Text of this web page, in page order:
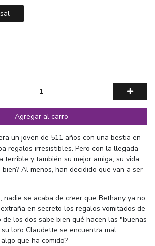
Agregar al carro
un joven de 511 años con una bestia en
regalos irresistibles. Pero con la llegada
terrible y también su mejor amiga, su vida
bien? Al menos, han decidido que van a ser
nadie se acaba de creer que Bethany ya no
en secreto los regalos vomitados de
los dos sabe bien qué hacen las "buenas
loro Claudette se encuentra mal
que ha comido?